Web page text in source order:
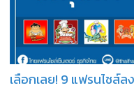
เลือกเลย! 9 แฟรนไชส์ล